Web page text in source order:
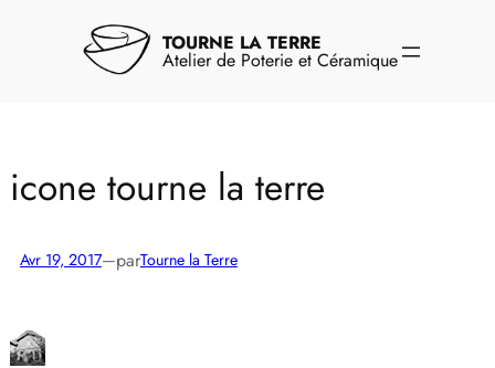
TOURNE LA TERRE
Atelier de Poterie et Céramique
icone tourne la terre
Avr 19, 2017—parTourne la Terre